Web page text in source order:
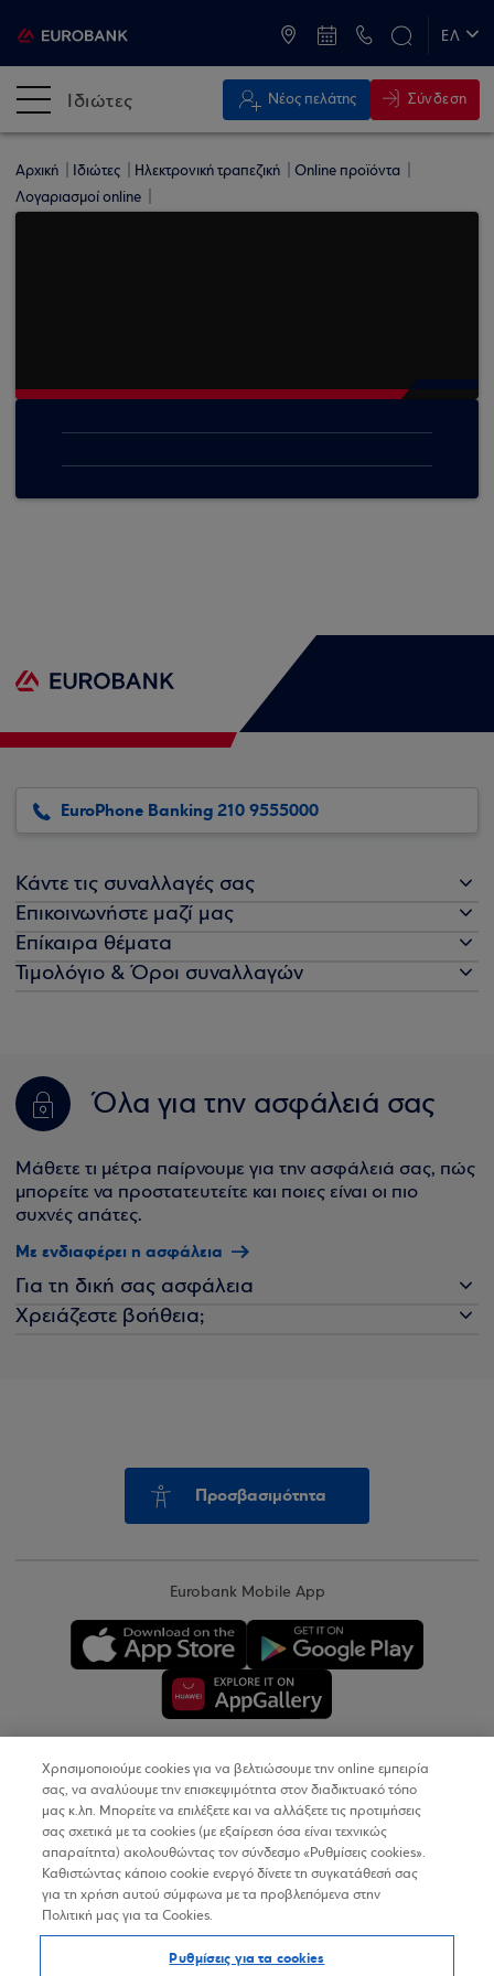
ΕΛ
Ιδιώτες Νέος πελάτης Σύνδεση
Αρχική Ιδιώτες Ηλεκτρονική τραπεζική
Online προϊόντα
Λογαριασμοί online
EuroPhone Banking 210 9555000
Κάντε τις συναλλαγές σας
Επικοινωνήστε μαζί μας
Επίκαιρα θέματα
Τιμολόγιο & Όροι συναλλαγών
Όλα για την ασφάλειά σας
Μάθετε τι μέτρα παίρνουμε για την ασφάλειά σας, πώς
μπορείτε να προστατευτείτε και ποιες είναι οι πιο
συχνές απάτες.
Με ενδιαφέρει η ασφάλεια
Για τη δική σας ασφάλεια
Χρειάζεστε βοήθεια;
Προσβασιμότητα
Eurobank Mobile App
Copyright © 2026
Όροι Χρήσης
Προσωπικά Δεδομένα στον Διαδικτυακό Τόπο
Δήλωση Προσβασιμότητας
Χρησιμοποιούμε cookies για να βελτιώσουμε την online εμπειρία
σας, να αναλύουμε την επισκεψιμότητα στον διαδικτυακό τόπο
μας κ.λπ. Μπορείτε να επιλέξετε και να αλλάξετε τις προτιμήσεις
σας σχετικά με τα cookies (με εξαίρεση όσα είναι τεχνικώς
απαραίτητα) ακολουθώντας τον σύνδεσμο «Ρυθμίσεις cookies».
Καθιστώντας κάποιο cookie ενεργό δίνετε τη συγκατάθεσή σας
για τη χρήση αυτού σύμφωνα με τα προβλεπόμενα στην
Πολιτική μας για τα Cookies.
Ρυθμίσεις για τα cookies